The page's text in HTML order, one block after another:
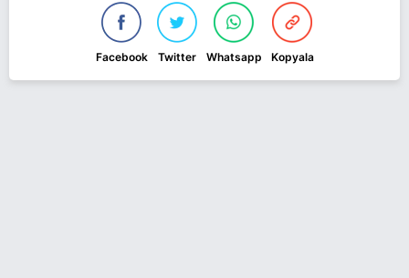
Facebook Twitter Whatsapp Kopyala